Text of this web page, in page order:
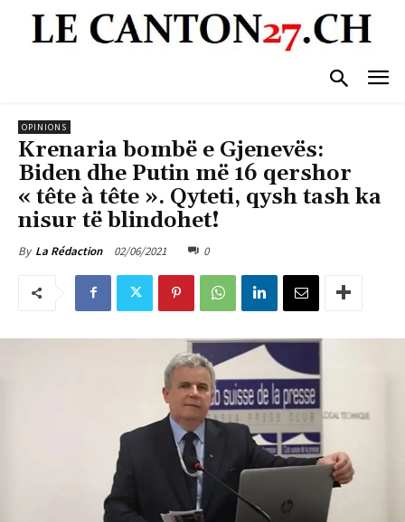
OPINIONS
Krenaria bombë e Gjenevës:
Biden dhe Putin më 16 qershor
« tête à tête ». Qyteti, qysh tash ka
nisur të blindohet!
By La Rédaction 02/06/2021 0